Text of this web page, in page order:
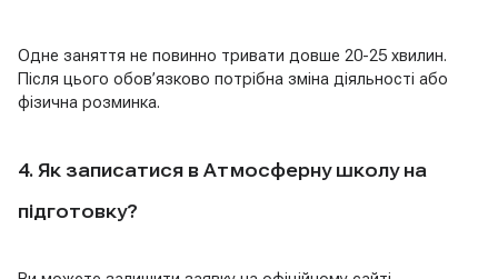
Одне заняття не повинно тривати довше 20-25 хвилин.
Після цього обов’язково потрібна зміна діяльності або
фізична розминка.
4. Як записатися в Атмосферну школу на
підготовку?